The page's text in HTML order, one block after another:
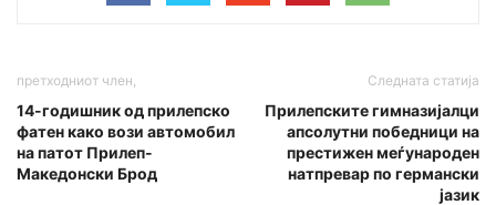
претходниот член,
14-годишник од прилепско
фатен како вози aвтомобил
на патот Прилеп-
Македонски Брод
Следната статија
Прилепските гимназијалци
апсолутни победници на
престижен меѓународен
натпревар по германски
јазик